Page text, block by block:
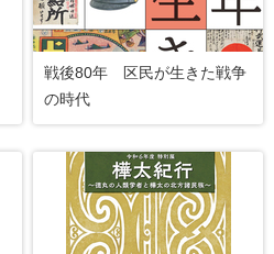
戦後80年 区民が生きた戦争
の時代